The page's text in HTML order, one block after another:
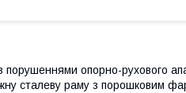
опорно-рухового
сталеву раму з порошковим